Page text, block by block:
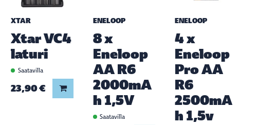
koriin
XTAR
Xtar VC4
laturi
Saatavilla
23,90 € Lisää koriin
ENELOOP
8 x
Eneloop
AA R6
2000mA
h 1,5V
Saatavilla
ENELOOP
4 x
Eneloop
Pro AA
R6
2500mA
h 1,5v